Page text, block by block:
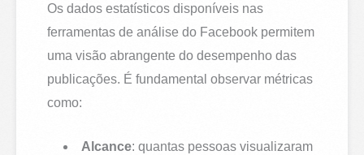
Os dados estatísticos disponíveis nas
ferramentas de análise do Facebook permitem
uma visão abrangente do desempenho das
publicações. É fundamental observar métricas
como:
Alcance: quantas pessoas visualizaram